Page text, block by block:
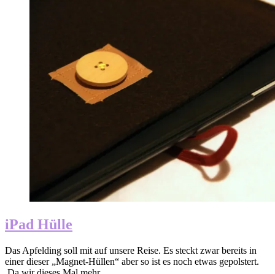
iPad Hülle
Das Apfelding soll mit auf unsere Reise. Es steckt zwar bereits in
einer dieser „Magnet-Hüllen“ aber so ist es noch etwas gepolstert.